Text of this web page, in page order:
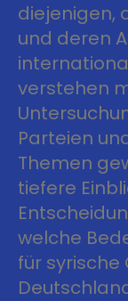
diejenigen,
und deren
verstehen
Parteien
Themen
tiefere
welche
für